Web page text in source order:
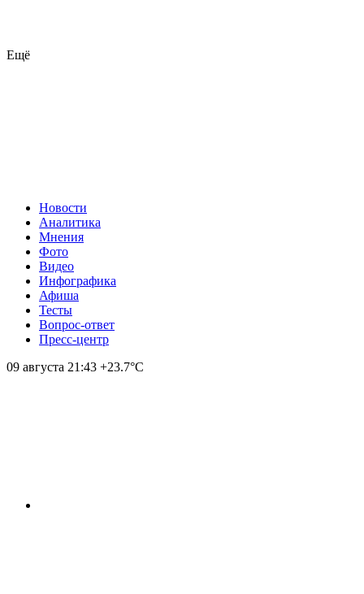
Ещё
Новости
Аналитика
Мнения
Фото
Видео
Инфографика
Афиша
Тесты
Вопрос-ответ
Пресс-центр
09 августа 21:43 +23.7°С